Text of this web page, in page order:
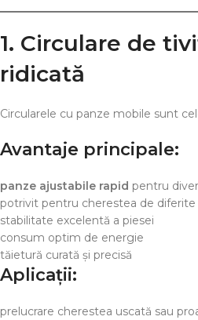
1. Circulare de
ridicată
Circularele cu panze mobile sunt
Avantaje principale:
panze ajustabile rapid pentru
potrivit pentru cherestea de diferite
stabilitate excelentă a piesei
consum optim de energie
tăietură curată și precisă
Aplicații:
prelucrare cherestea uscată sau